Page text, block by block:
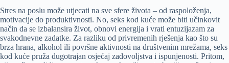
Stres na poslu može utjecati na sve sfere života – od raspoloženja,
motivacije do produktivnosti. No, seks kod kuće može biti učinkovit
način da se izbalansira život, obnovi energija i vrati entuzijazam za
svakodnevne zadatke. Za razliku od privremenih rješenja kao što su
brza hrana, alkohol ili površne aktivnosti na društvenim mrežama, seks
kod kuće pruža dugotrajan osjećaj zadovoljstva i ispunjenosti. Pritom,